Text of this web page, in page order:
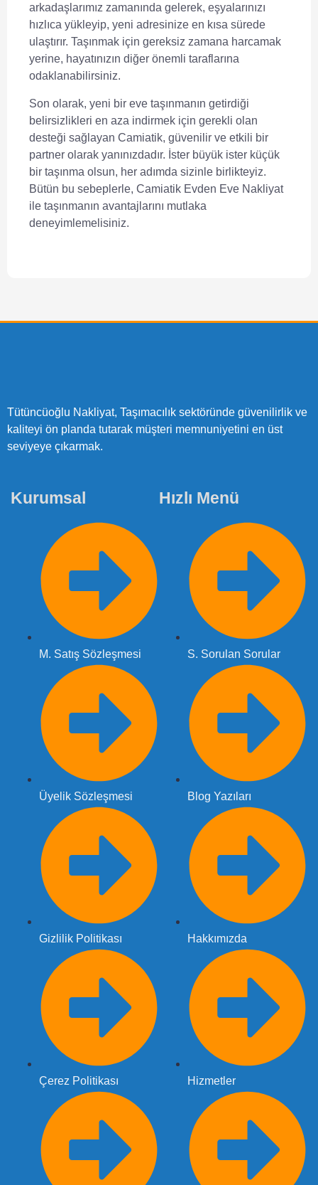
arkadaşlarımız zamanında gelerek, eşyalarınızı
hızlıca yükleyip, yeni adresinize en kısa sürede
ulaştırır. Taşınmak için gereksiz zamana harcamak
yerine, hayatınızın diğer önemli taraflarına
odaklanabilirsiniz.
Son olarak, yeni bir eve taşınmanın getirdiği
belirsizlikleri en aza indirmek için gerekli olan
desteği sağlayan Camiatik, güvenilir ve etkili bir
partner olarak yanınızdadır. İster büyük ister küçük
bir taşınma olsun, her adımda sizinle birlikteyiz.
Bütün bu sebeplerle, Camiatik Evden Eve Nakliyat
ile taşınmanın avantajlarını mutlaka
deneyimlemelisiniz.
Tütüncüoğlu Nakliyat, Taşımacılık sektöründe güvenilirlik ve
kaliteyi ön planda tutarak müşteri memnuniyetini en üst
seviyeye çıkarmak.
Kurumsal
M. Satış Sözleşmesi
Üyelik Sözleşmesi
Gizlilik Politikası
Çerez Politikası
Hızlı Menü
S. Sorulan Sorular
Blog Yazıları
Hakkımızda
Hizmetler